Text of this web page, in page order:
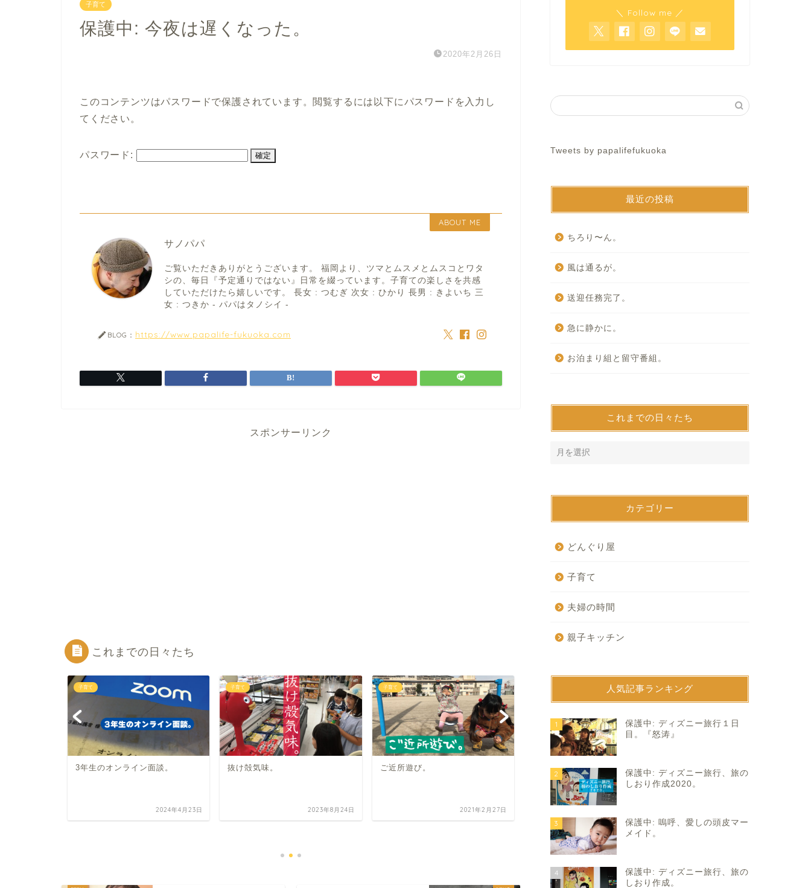
子育て
保護中: 今夜は遅くなった。
2020年2月26日
このコンテンツはパスワードで保護されています。閲覧するには以下にパスワードを入力し
てください。
パスワード:
ABOUT ME
サノパパ
ご覧いただきありがとうございます。 福岡より、ツマとムスメとムスコとワタ
シの、毎日『予定通りではない』日常を綴っています。子育ての楽しさを共感
していただけたら嬉しいです。 長女 : つむぎ 次女 : ひかり 長男 : きよいち 三
女 : つきか - パパはタノシイ -
BLOG： https://www.papalife-fukuoka.com
スポンサーリンク
これまでの日々たち
子育て
3年生のオンライン面談。
2024年4月23日
子育て
抜け殻気味。
2023年8月24日
子育て
ご近所遊び。
2021年2月27日
3年生のオンライン面談。
2024年4月23日
子育て
抜け殻気味。
＼ Follow me ／
Tweets by papalifefukuoka
最近の投稿
ちろり〜ん。
風は通るが。
送迎任務完了。
急に静かに。
お泊まり組と留守番組。
これまでの日々たち
カテゴリー
どんぐり屋
子育て
夫婦の時間
親子キッチン
人気記事ランキング
1
保護中: ディズニー旅行１日
目。『怒涛』
2
保護中: ディズニー旅行、旅の
しおり作成2020。
3
保護中: 嗚呼、愛しの頭皮マー
メイド。
4
保護中: ディズニー旅行、旅の
しおり作成。